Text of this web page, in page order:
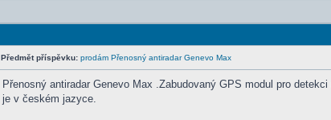
Předmět příspěvku: prodám Přenosný antiradar Genevo Max
Přenosný antiradar Genevo Max .Zabudovaný GPS modul pro
je v českém jazyce.